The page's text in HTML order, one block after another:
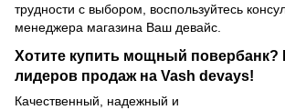
трудности с выбором, воспользуйтесь
менеджера магазина Ваш девайс.
Хотите купить мощный
лидеров продаж на Vash devays!
Качественный, надежный и